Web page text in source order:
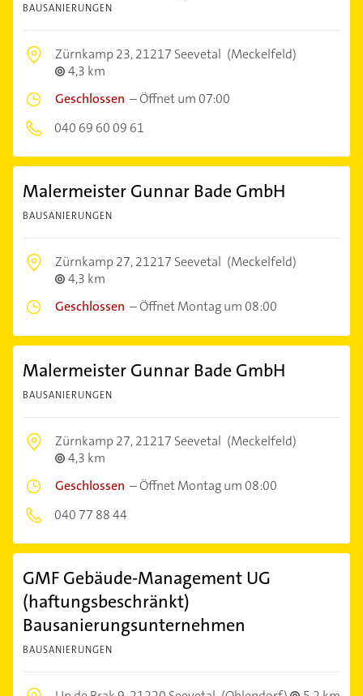
BAUSANIERUNGEN
Zürnkamp 23,21217 Seevetal (Meckelfeld)
4,3 km
Geschlossen –Öffnet um 07:00
040 69 60 09 61
Malermeister Gunnar Bade GmbH
BAUSANIERUNGEN
Zürnkamp 27,21217 Seevetal (Meckelfeld)
4,3 km
Geschlossen –Öffnet Montag um 08:00
Malermeister Gunnar Bade GmbH
BAUSANIERUNGEN
Zürnkamp 27,21217 Seevetal (Meckelfeld)
4,3 km
Geschlossen –Öffnet Montag um 08:00
040 77 88 44
GMF Gebäude-Management UG
(haftungsbeschränkt)
Bausanierungsunternehmen
BAUSANIERUNGEN